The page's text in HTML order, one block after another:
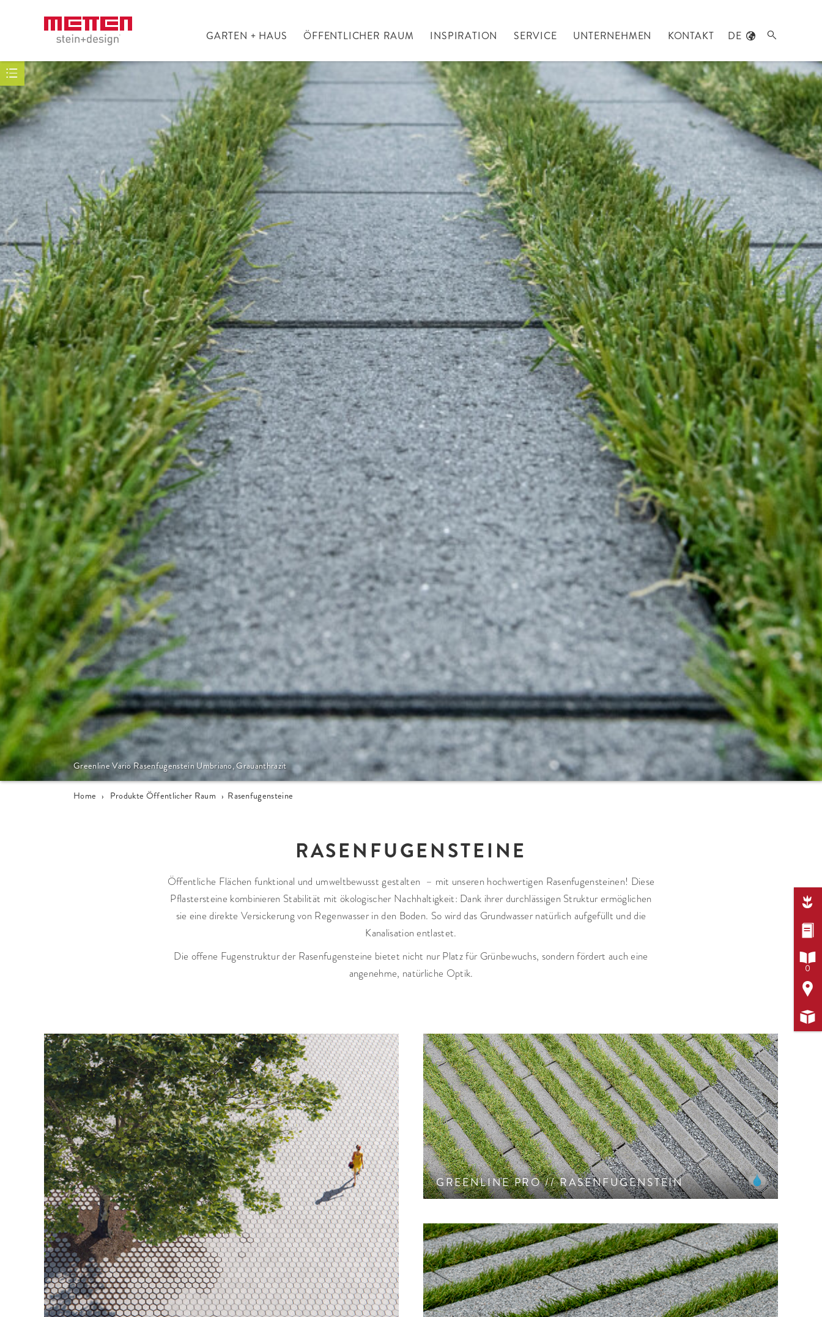
GARTEN + HAUS ÖFFENTLICHER RAUM INSPIRATION SERVICE UNTERNEHMEN KONTAKT DE 
Greenline Vario Rasenfugenstein Umbriano, Grauanthrazit
Home › Produkte Öffentlicher Raum › Rasenfugensteine
RASENFUGENSTEINE
Öffentliche Flächen funktional und umweltbewusst gestalten – mit unseren hochwertigen Rasenfugensteinen! Diese
Pflastersteine kombinieren Stabilität mit ökologischer Nachhaltigkeit: Dank ihrer durchlässigen Struktur ermöglichen
sie eine direkte Versickerung von Regenwasser in den Boden. So wird das Grundwasser natürlich aufgefüllt und die
Kanalisation entlastet.
Die offene Fugenstruktur der Rasenfugensteine bietet nicht nur Platz für Grünbewuchs, sondern fördert auch eine
angenehme, natürliche Optik.
Gelungene Kombination aus drei sechseckigen, ineinandergreifenden
Pflastersteinen für fließende Übergänge.
GREENLINE PRO // RASENFUGENSTEIN
Gerade und filigrane Linienführung mit ca. 50% begrünbaren und
versickerungsfähigen Flächenanteil.
Grüne Fugen mit flexibler Breite durch einfaches Drehen.



0

